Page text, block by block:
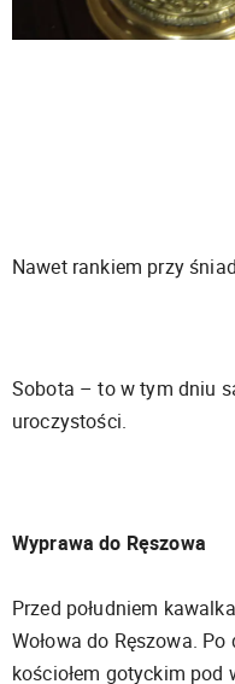
Nawet rankiem przy
Sobota – to w tym dniu
uroczystości.
Wyprawa do Ręszowa
Przed południem
Wołowa do Ręszowa.
kościołem gotyckim pod